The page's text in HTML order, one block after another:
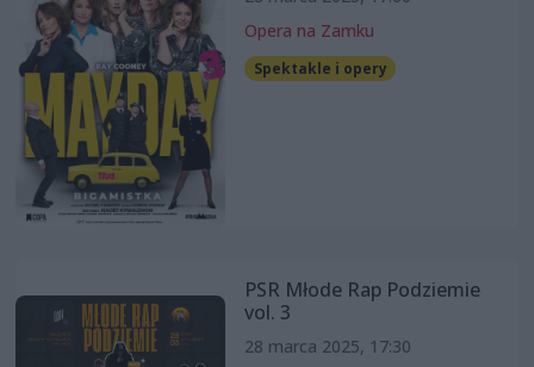
Opera na Zamku
Spektakle i opery
PSR Młode Rap Podziemie
vol. 3
28 marca 2025, 17:30